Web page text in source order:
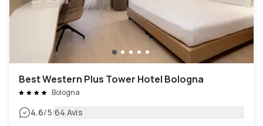
Best Western Plus Tower Hotel Bologna
Bologna
4.6/5|64 Avis